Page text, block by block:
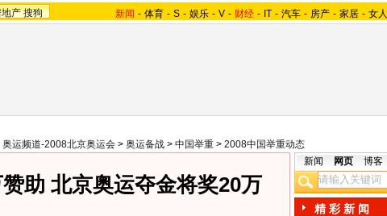
产 搜狗 新闻 - 体育 - S - 娱乐 - V - 财经 - IT - 汽车 - 房产 - 家居 - 女人
奥运频道-2008北京奥运会 > 奥运备战 > 中国举重 > 2008中国举重动态
助 北京奥运夺金将奖20万
新闻 网页 博客
精 彩 新 闻